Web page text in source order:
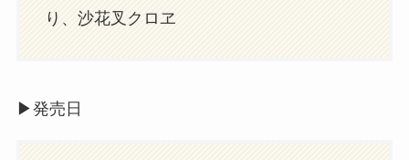
り、沙花叉クロヱ
▶︎発売日